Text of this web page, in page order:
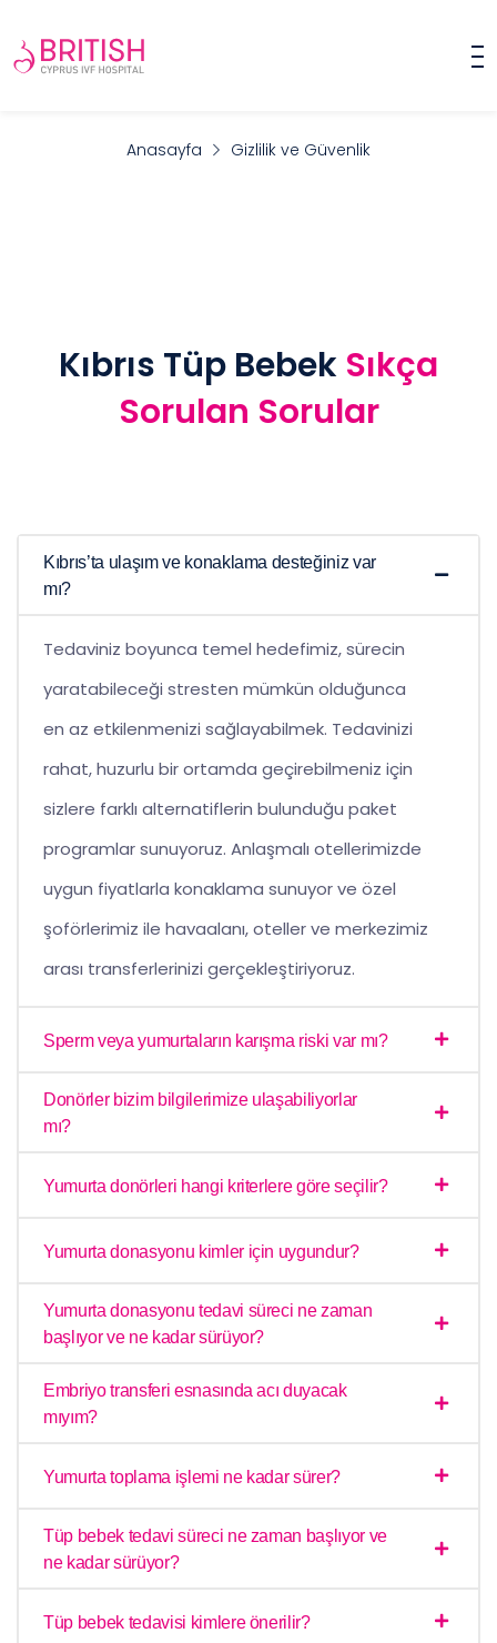
Anasayfa Gizlilik ve Güvenlik
Kıbrıs Tüp Bebek Sıkça
Sorulan Sorular
Kıbrıs’ta ulaşım ve konaklama desteğiniz var
mı?
Tedaviniz boyunca temel hedefimiz, sürecin
yaratabileceği stresten mümkün olduğunca
en az etkilenmenizi sağlayabilmek. Tedavinizi
rahat, huzurlu bir ortamda geçirebilmeniz için
sizlere farklı alternatiflerin bulunduğu paket
programlar sunuyoruz. Anlaşmalı otellerimizde
uygun fiyatlarla konaklama sunuyor ve özel
şoförlerimiz ile havaalanı, oteller ve merkezimiz
arası transferlerinizi gerçekleştiriyoruz.
Sperm veya yumurtaların karışma riski var mı?
Donörler bizim bilgilerimize ulaşabiliyorlar
mı?
Yumurta donörleri hangi kriterlere göre seçilir?
Yumurta donasyonu kimler için uygundur?
Yumurta donasyonu tedavi süreci ne zaman
başlıyor ve ne kadar sürüyor?
Embriyo transferi esnasında acı duyacak
mıyım?
Yumurta toplama işlemi ne kadar sürer?
Tüp bebek tedavi süreci ne zaman başlıyor ve
ne kadar sürüyor?
Tüp bebek tedavisi kimlere önerilir?